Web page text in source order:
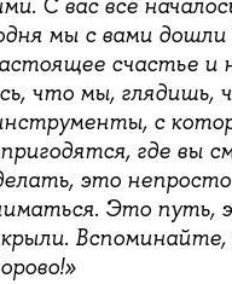
С вас все
мы с вами
счастье и
что мы, глядишь,
с
где вы
это
Это путь,